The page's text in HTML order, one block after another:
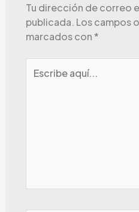
Tu dirección de correo
publicada. Los campos
marcados con*
aquí...